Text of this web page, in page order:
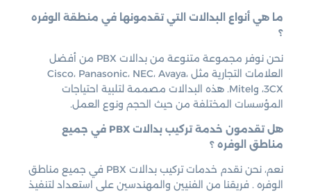
ما هي أنواع البدالات التي تقدمونها في منطقة الوفره
؟
نحن نوفر مجموعة متنوعة من بدالات PBX من أفضل
العلامات التجارية مثل Cisco، Panasonic، NEC، Avaya،
3CX، وMitel. هذه البدالات مصممة لتلبية احتياجات
المؤسسات المختلفة من حيث الحجم ونوع العمل.
هل تقدمون خدمة تركيب بدالات PBX في جميع
مناطق الوفره ؟
نعم، نحن نقدم خدمات تركيب بدالات PBX في جميع مناطق
الوفره . فريقنا من الفنيين والمهندسين على استعداد لتنفيذ